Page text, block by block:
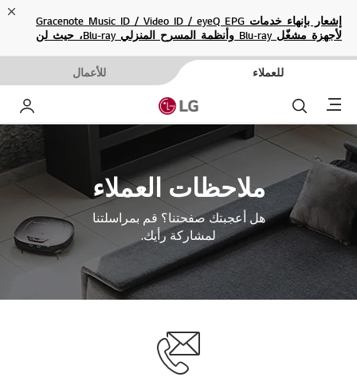
إشعار بإنهاء خدمات Gracenote Music ID / Video ID / eyeQ EPG
لأجهزة مشغّل Blu-ray وأنظمة المسرح المنزلي Blu-ray، حيث لن
للعملاء للأعمال
Menu بحث
ملاحظات العملاء
هل أعجبتك صفحتنا؟ قم بمراسلتنا
لمشاركة رأيك.